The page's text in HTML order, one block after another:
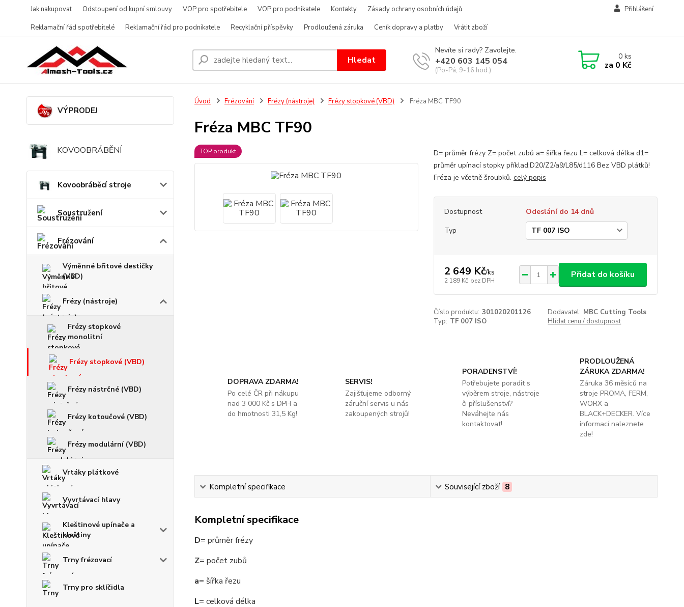
Jak nakupovat Odstoupení od kupní smlouvy VOP pro spotřebitele VOP pro podnikatele Kontakty
Zásady ochrany osobních údajů
Reklamační řád spotřebitelé
Reklamační řád pro podnikatele Recyklační příspěvky Prodloužená záruka Ceník dopravy a platby Vrátit zboží
Přihlášení
Hledat
Nevíte si rady? Zavolejte.
+420 603 145 054
(Po-Pá, 9-16 hod.)
0ks
za 0 Kč
VÝPRODEJ
KOVOOBRÁBĚNÍ
Kovoobráběcí stroje
Soustružení
Frézování
Výměnné břitové destičky
(VBD)
Frézy (nástroje)
Frézy stopkové
monolitní
Frézy stopkové (VBD)
Frézy nástrčné (VBD)
Frézy kotoučové (VBD)
Frézy modulární (VBD)
Vrtáky plátkové
Vyvrtávací hlavy
Kleštinové upínače a
kleštiny
Trny frézovací
Trny pro sklíčidla
Úvod Frézování Frézy (nástroje) Frézy stopkové (VBD) Fréza MBC TF90
Fréza MBC TF90
TOP produkt
D= průměr frézy Z= počet zubů a= šířka řezu L= celková délka d1=
průměr upínací stopky příklad:D20/Z2/a9/L85/d116 Bez VBD plátků!
Fréza je včetně šroubků. celý popis
Dostupnost
Odeslání do 14 dnů
Typ
2 649 Kč/ks
2 189 Kč bez DPH
Přidat do košíku
Číslo produktu: 301020201126 Dodavatel: MBC Cutting Tools
Typ: TF 007 ISO Hlídat cenu / dostupnost
DOPRAVA ZDARMA!
Po celé ČR při nákupu
nad 3 000 Kč s DPH a
do hmotnosti 31,5 Kg!
SERVIS!
Zajišťujeme odborný
záruční servis u nás
zakoupených strojů!
PORADENSTVÍ!
Potřebujete poradit s
výběrem stroje, nástroje
či příslušenství?
Neváhejte nás
kontaktovat!
PRODLOUŽENÁ
ZÁRUKA ZDARMA!
Záruka 36 měsíců na
stroje PROMA, FERM,
WORX a
BLACK+DECKER. Více
informací naleznete
zde!
Kompletní specifikace Související zboží 8
Kompletní specifikace
D= průměr frézy
Z= počet zubů
a= šířka řezu
L= celková délka